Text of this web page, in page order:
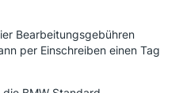
Bearbeitungsgebühren
per Einschreiben einen Tag